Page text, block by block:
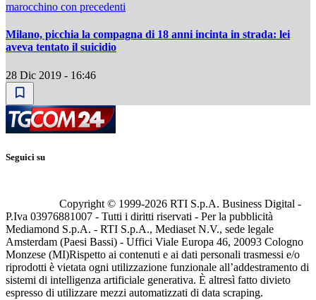
marocchino con precedenti
Milano, picchia la compagna di 18 anni incinta in strada: lei
aveva tentato il suicidio
28 Dic 2019 - 16:46
Seguici su
Copyright © 1999-2026 RTI S.p.A. Business Digital -
P.Iva 03976881007 - Tutti i diritti riservati - Per la pubblicità
Mediamond S.p.A. - RTI S.p.A., Mediaset N.V., sede legale
Amsterdam (Paesi Bassi) - Uffici Viale Europa 46, 20093 Cologno
Monzese (MI)Rispetto ai contenuti e ai dati personali trasmessi e/o
riprodotti è vietata ogni utilizzazione funzionale all’addestramento di
sistemi di intelligenza artificiale generativa. È altresì fatto divieto
espresso di utilizzare mezzi automatizzati di data scraping.